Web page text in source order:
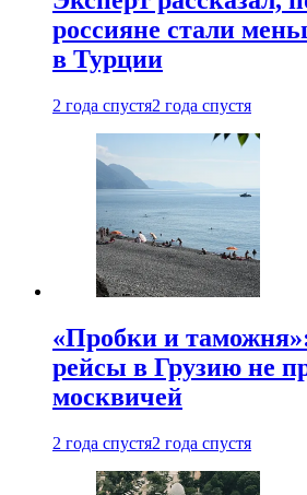
россияне стали
в Турции
2 года спустя2 года спустя
«Пробки и
рейсы в Грузию не
москвичей
2 года спустя2 года спустя